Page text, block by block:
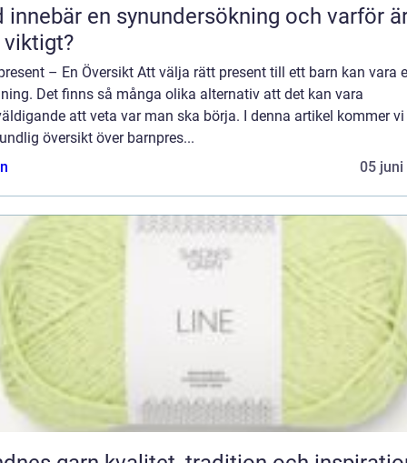
innebär en synundersökning och varför
– En Översikt Att välja rätt present till ett barn kan vara
Det finns så många olika alternativ att det kan vara
att veta var man ska börja. I denna artikel kommer vi
översikt över barnpres...
05 juni